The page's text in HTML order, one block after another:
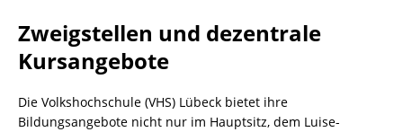
Zweigstellen und dezentrale
Kursangebote
Die Volkshochschule (VHS) Lübeck bietet ihre
Bildungsangebote nicht nur im Hauptsitz, dem Luise-